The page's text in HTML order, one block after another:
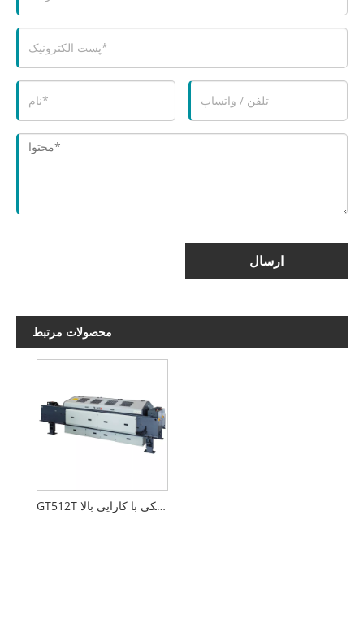
ارسال
محصولات مرتبط
GT512T ژاکارد الکترونیکی با کارایی بالا